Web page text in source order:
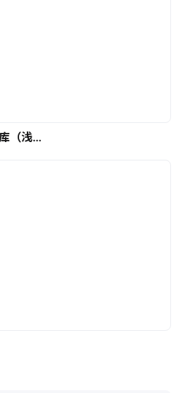
微信小程序WeUI 组件库（浅色）| 免费UI设计素材